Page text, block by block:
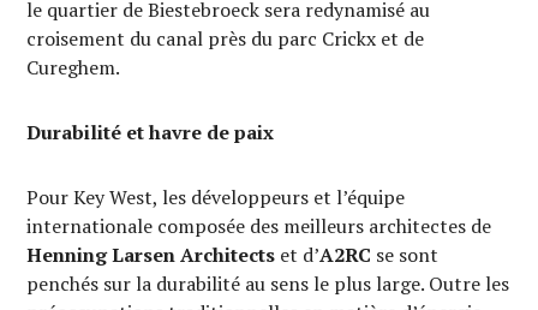
le quartier de Biestebroeck sera redynamisé au
croisement du canal près du parc Crickx et de
Cureghem.
Durabilité et havre de paix
Pour Key West, les développeurs et l’équipe
internationale composée des meilleurs architectes de
Henning Larsen Architects et d’A2RC se sont
penchés sur la durabilité au sens le plus large. Outre les